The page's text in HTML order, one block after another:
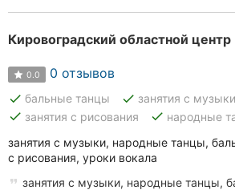
0.0 0 отзывов
done бальные танцы done занятия с музыки
done занятия с рисования done народные
занятия с музыки, народные танцы,
с рисования, уроки вокала
занятия с музыки, народные танцы,